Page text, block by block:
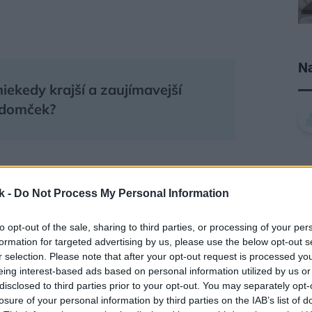
- Do Not Process My Personal Information
opt-out of the sale, sharing to third parties, or processing of your
for targeted advertising by us, please use the below opt-out
selection. Please note that after your opt-out request is processed
interest-based ads based on personal information utilized by us
to third parties prior to your opt-out. You may separately
of your personal information by third parties on the IAB’s list of
krajší a zaujímavejší
dispozície, ktorá by klientom
riešenie,“vysvetľujú cestu k
Hana Procházková, Martin Kloda a Petr